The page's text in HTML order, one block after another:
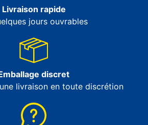
Livraison rapide
jours ouvrables
discret
livraison en toute discrétion